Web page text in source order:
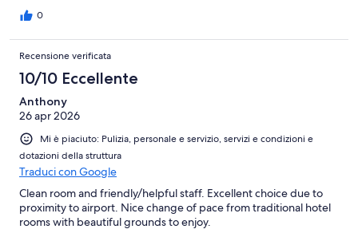
0
Recensione verificata
10/10 Eccellente
Anthony
26 apr 2026
Mi è piaciuto: Pulizia, personale e servizio, servizi e condizioni e
dotazioni della struttura
Traduci con Google
Clean room and friendly/helpful staff. Excellent choice due to
proximity to airport. Nice change of pace from traditional hotel
rooms with beautiful grounds to enjoy.